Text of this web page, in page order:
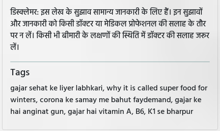
डिस्क्लेमर: इस लेख के सुझाव सामान्य जानकारी के लिए हैं। इन सुझावों
और जानकारी को किसी डॉक्टर या मेडिकल प्रोफेशनल की सलाह के तौर
पर न लें। किसी भी बीमारी के लक्षणों की स्थिति में डॉक्टर की सलाह जरूर
लें।
Tags
gajar sehat ke liyer labhkari, why it is called super food for
winters, corona ke samay me bahut faydemand, gajar ke
hai anginat gun, gajar hai vitamin A, B6, K1 se bharpur